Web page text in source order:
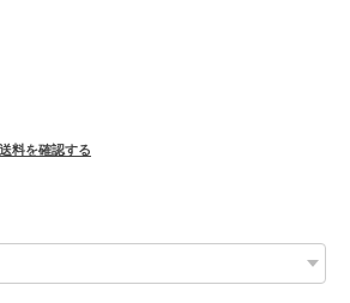
送料を確認する